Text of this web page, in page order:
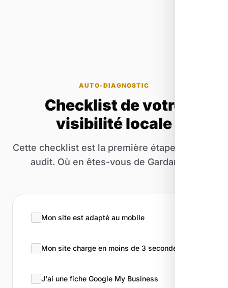
AUTO-DIAGNOSTIC
Checklist de votre
visibilité locale
Cette checklist est la première étape de notre
audit. Où en êtes-vous de Gardanne ?
Mon site est adapté au mobile
Mon site charge en moins de 3 secondes
J'ai une fiche Google My Business